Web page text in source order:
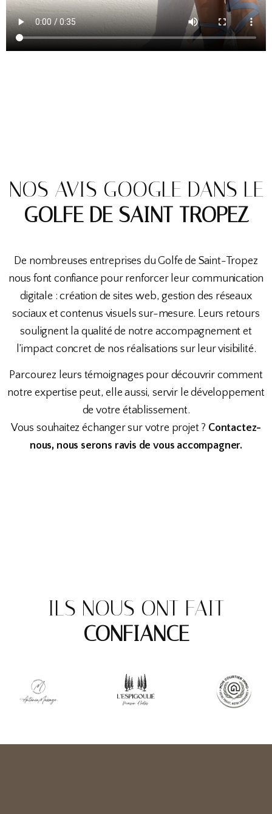
NOS AVIS GOOGLE DANS LE
GOLFE DE SAINT TROPEZ
De nombreuses entreprises du Golfe de Saint-Tropez
nous font confiance pour renforcer leur communication
digitale : création de sites web, gestion des réseaux
sociaux et contenus visuels sur-mesure. Leurs retours
soulignent la qualité de notre accompagnement et
l’impact concret de nos réalisations sur leur visibilité.
Parcourez leurs témoignages pour découvrir comment
notre expertise peut, elle aussi, servir le développement
de votre établissement.
Vous souhaitez échanger sur votre projet ? Contactez-
nous, nous serons ravis de vous accompagner.
ILS NOUS ONT FAIT
CONFIANCE